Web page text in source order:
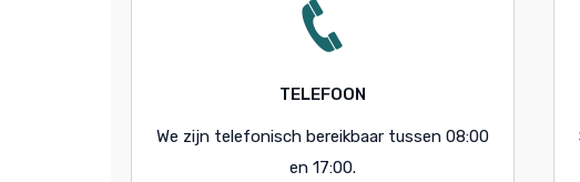
TELEFOON
We zijn telefonisch bereikbaar tussen 08:00
en 17:00.